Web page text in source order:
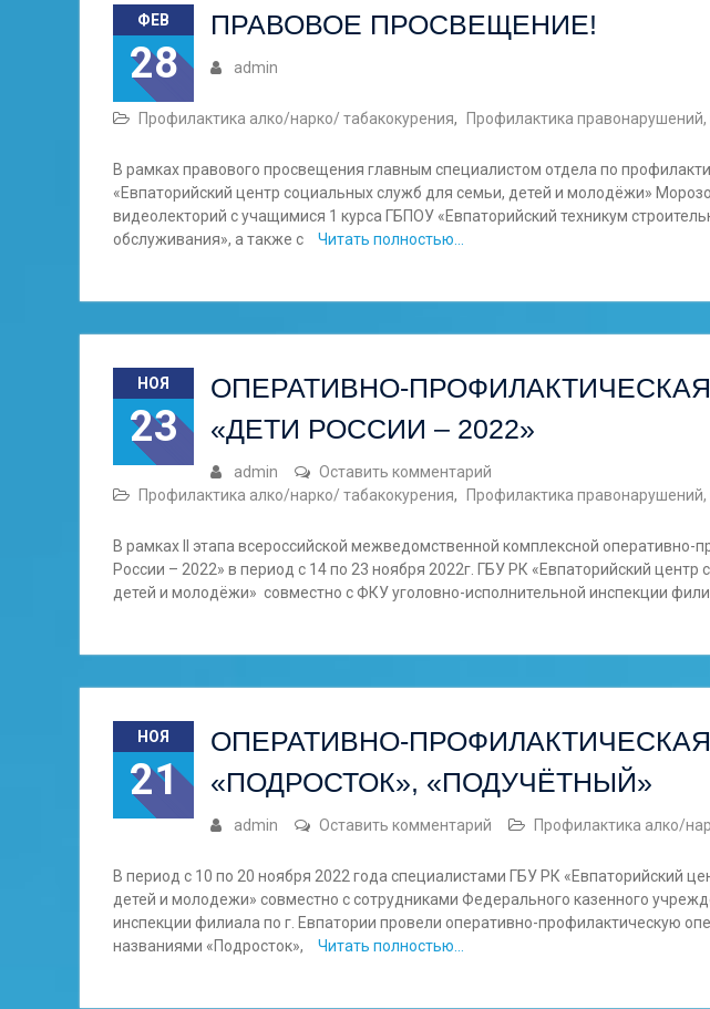
ФЕВ
28
ПРАВОВОЕ ПРОСВЕЩЕНИЕ!
admin
Профилактика алко/нарко/ табакокурения, Профилактика
В рамках правового просвещения главным специалистом отдела по
«Евпаторийский центр социальных служб для семьи, детей и молодёжи»
видеолекторий с учащимися 1 курса ГБПОУ «Евпаторийский техникум
обслуживания», а также с
Читать полностью…
НОЯ
23
ОПЕРАТИВНО-
«ДЕТИ РОССИИ – 2022»
admin
Оставить комментарий
Профилактика алко/нарко/ табакокурения, Профилактика
В рамках II этапа всероссийской межведомственной комплексной оперативно-
России – 2022» в период с 14 по 23 ноября 2022г. ГБУ РК «Евпаторийский
детей и молодёжи» совместно с ФКУ уголовно-исполнительной инспекции
НОЯ
21
ОПЕРАТИВНО-
«ПОДРОСТОК», «ПОДУЧЁТНЫЙ»
admin Оставить комментарий Профилактика алко/
В период с 10 по 20 ноября 2022 года специалистами ГБУ РК «Евпаторийский
детей и молодежи» совместно с сотрудниками Федерального казенного
инспекции филиала по г. Евпатории провели оперативно-профилактическую
названиями «Подросток»,
Читать полностью…